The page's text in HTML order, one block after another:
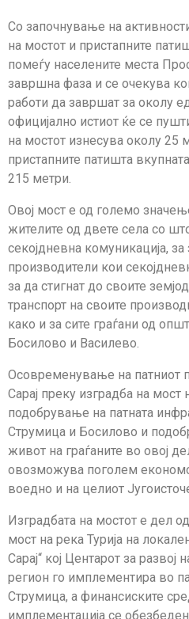
Со започнување на
на мостот и пристапните
помеѓу населените места
завршна фаза и се очекува
работи да завршат за околу
официјално истиот ќе се
на мостот изнесува околу 25
пристапните патишта
215 метри.
Овој мост е од големо
жителите од двете села со
секојдневна комуникација, за
производители кои
за да стигнат до своите
транспорт на своите
како и за сите граѓани од
Босилово и Василево.
Осовременување на патниот
Сарај преку изградба на мост
подобрување на патната
Струмица и Босилово и
живот на граѓаните во овој
овозможува поголем
воедно и на целиот
Изградбата на мостот е дел
мост на река Турија на
Сарај“ кој Центарот за развој
регион го имплементира во
Струмица, а финансиските
имплементација се